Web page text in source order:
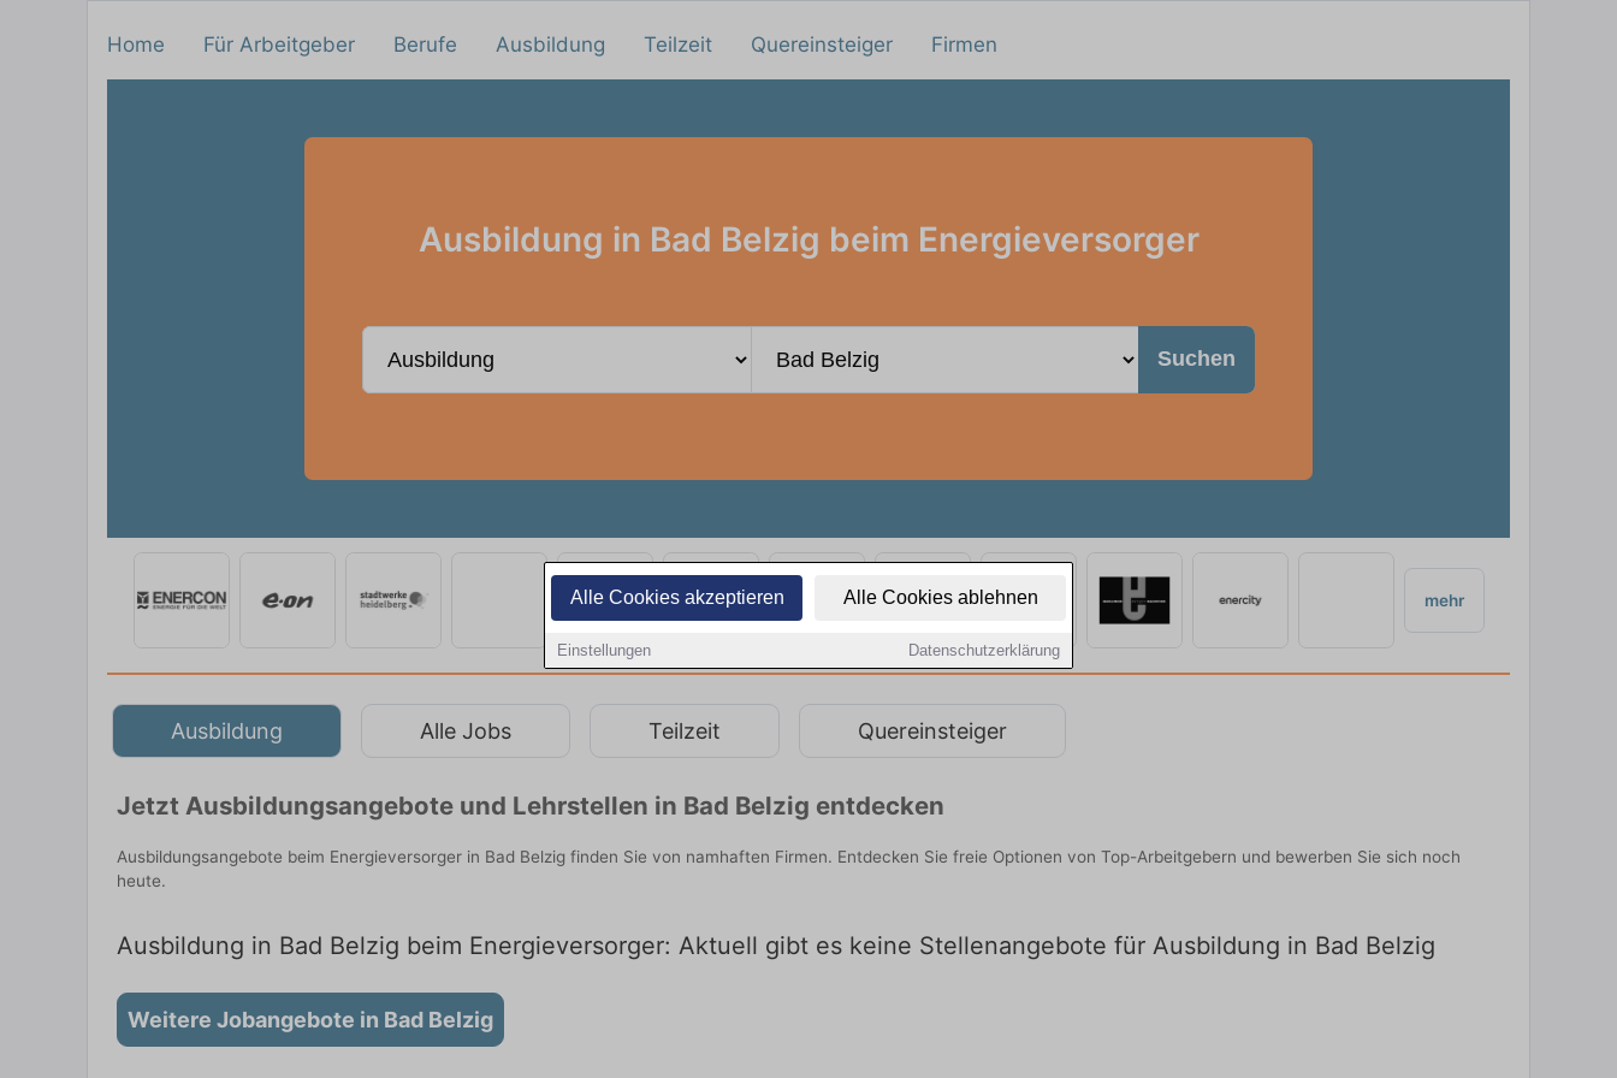
Alle Cookies akzeptieren Alle Cookies ablehnen
Einstellungen Datenschutzerklärung
Home Für Arbeitgeber Berufe Ausbildung Teilzeit Quereinsteiger Firmen
Ausbildung in Bad Belzig beim Energieversorger
Suchen
mehr
Ausbildung Alle Jobs Teilzeit Quereinsteiger
Jetzt Ausbildungsangebote und Lehrstellen in Bad Belzig entdecken
Ausbildungsangebote beim Energieversorger in Bad Belzig finden Sie von namhaften Firmen. Entdecken Sie freie Optionen von Top-Arbeitgebern und bewerben Sie sich noch
heute.
Ausbildung in Bad Belzig beim Energieversorger: Aktuell gibt es keine Stellenangebote für Ausbildung in Bad Belzig
Weitere Jobangebote in Bad Belzig